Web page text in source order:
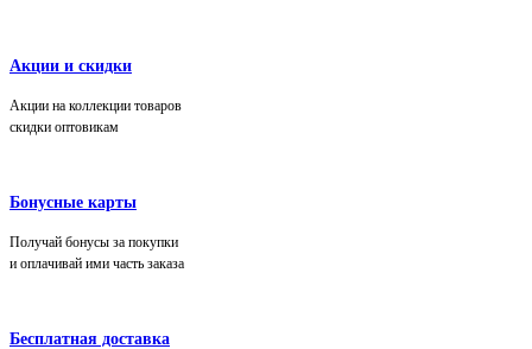
Акции и скидки
Акции на коллекции товаров
скидки оптовикам
Бонусные карты
Получай бонусы за покупки
и оплачивай ими часть заказа
Бесплатная доставка